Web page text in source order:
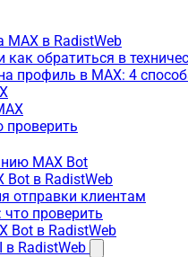
в RadistWeb
как обратиться в
профиль в MAX: 4
проверить
MAX Bot
Bot в RadistWeb
отправки клиентам
что проверить
Bot в RadistWeb
в RadistWeb